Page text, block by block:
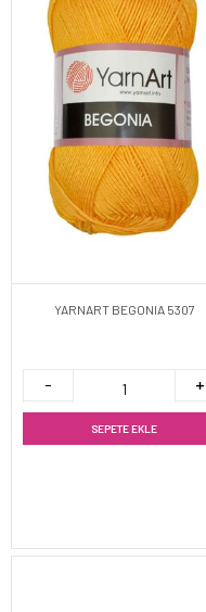
YARNART BEGONIA 5307
SEPETE EKLE